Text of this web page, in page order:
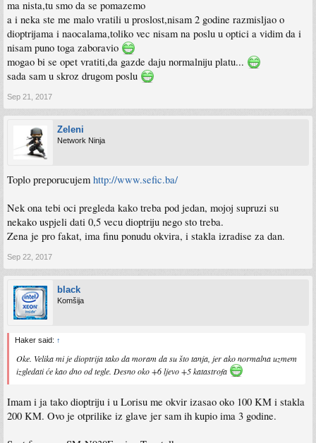
ma nista,tu smo da se pomazemo
a i neka ste me malo vratili u proslost,nisam 2 godine razmisljao o
dioptrijama i naocalama,toliko vec nisam na poslu u optici a vidim da i
nisam puno toga zaboravio
mogao bi se opet vratiti,da gazde daju normalniju platu...
sada sam u skroz drugom poslu
Sep 21, 2017
Zeleni
Network Ninja
Toplo preporucujem http://www.sefic.ba/
Nek ona tebi oci pregleda kako treba pod jedan, mojoj supruzi su
nekako uspjeli dati 0,5 vecu dioptriju nego sto treba.
Zena je pro fakat, ima finu ponudu okvira, i stakla izradise za dan.
Sep 22, 2017
black
Komšija
Haker said: ↑
Oke. Velika mi je dioptrija tako da moram da su što tanja, jer ako normalna uzmem
izgledati će kao dno od tegle. Desno oko +6 ljevo +5 katastrofa
Imam i ja tako dioptriju i u Lorisu me okvir izasao oko 100 KM i stakla
200 KM. Ovo je otprilike iz glave jer sam ih kupio ima 3 godine.